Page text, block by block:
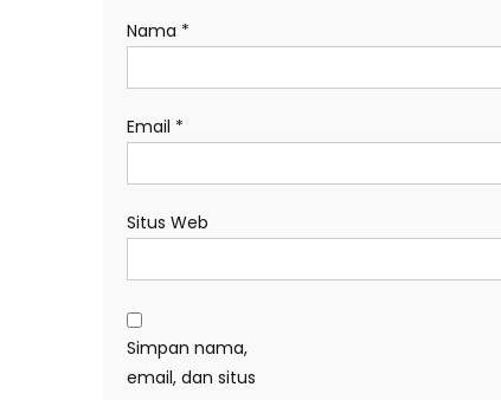
Nama *
Email *
Situs Web
Simpan nama,
email, dan situs